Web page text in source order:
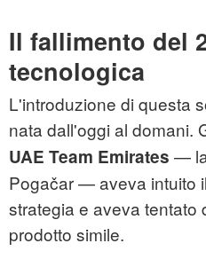
Il fallimento del
tecnologica
L'introduzione di questa
nata dall'oggi al domani.
UAE Team Emirates —
Pogačar — aveva intuito
strategia e aveva tentato
prodotto simile.